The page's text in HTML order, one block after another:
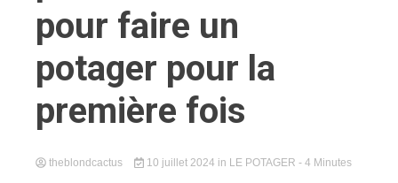
pour faire un
potager pour la
première fois
theblondcactus 10 juillet 2024 in LE POTAGER - 4 Minutes